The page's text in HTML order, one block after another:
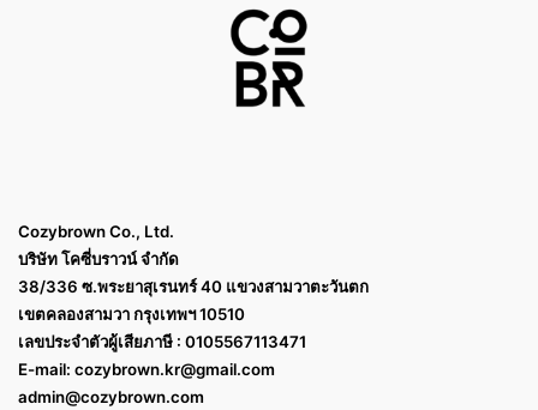
Cozybrown Co., Ltd.
บริษัท โคซี่บราวน์ จำกัด
38/336 ซ.พระยาสุเรนทร์ 40 แขวงสามวาตะวันตก
เขตคลองสามวา กรุงเทพฯ 10510
เลขประจำตัวผู้เสียภาษี : 0105567113471
E-mail: cozybrown.kr@gmail.com
admin@cozybrown.com